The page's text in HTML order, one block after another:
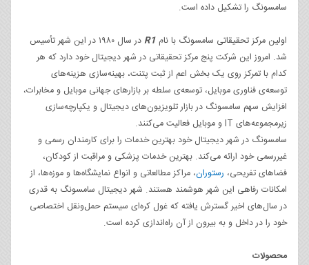
سامسونگ را تشکیل داده است.
اولین مرکز تحقیقاتی سامسونگ با نام R1
در سال ۱۹۸۰ در این شهر تأسیس
شد. امروز این شرکت پنج مرکز تحقیقاتی در شهر دیجیتال خود دارد که هر
کدام با تمرکز روی یک بخش اعم از ثبت پتنت، بهینه‌سازی هزینه‌های
توسعه‌ی فناوری موبایل، توسعه‌ی سلطه بر بازارهای جهانی موبایل و مخابرات،
افزایش سهم سامسونگ در بازار تلویزیون‌های دیجیتال و یکپارچه‌سازی
زیرمجموعه‌های IT و موبایل فعالیت می‌کنند.
سامسونگ در شهر دیجیتال خود بهترین خدمات را برای کارمندان رسمی و
غیررسمی خود ارائه‌ می‌کند. بهترین خدمات پزشکی و مراقبت از کودکان،
فضاهای تفریحی، رستوران، مراکز مطالعاتی و انواع نمایشگاه‌ها و موزه‌ها، از
امکانات رفاهی این شهر هوشمند هستند. شهر دیجیتال سامسونگ به قدری
در سال‌های اخیر گسترش یافته که غول کره‌ای سیستم حمل‌ونقل اختصاصی
خود را در داخل و به بیرون از آن راه‌اندازی کرده است.
محصولات